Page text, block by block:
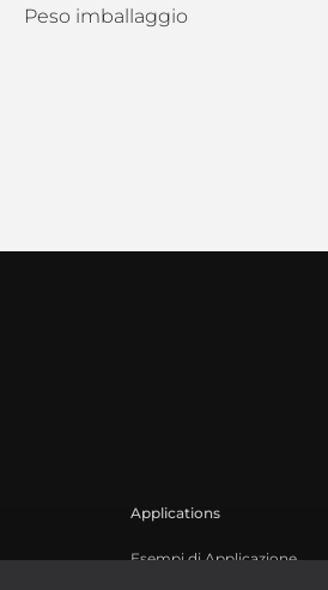
Peso imballaggio
Applications
Esempi di Applicazione